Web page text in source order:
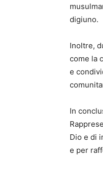
digiuno.
Inoltre,
come la
e
In
Dio e di
e per